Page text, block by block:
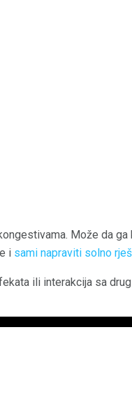
Može da
i sami napraviti solno
ili interakcija sa